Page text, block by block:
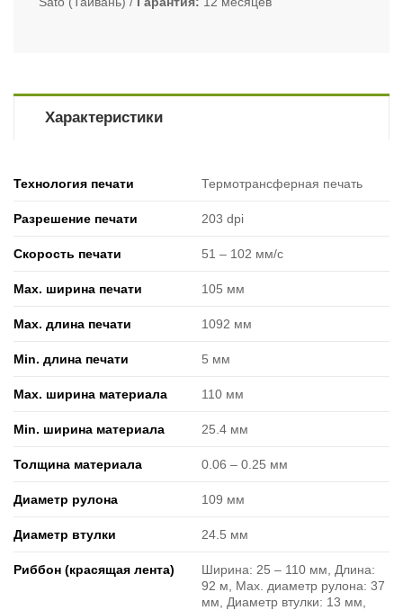
Характеристики
Технология печати Термотрансферная печать
Разрешение печати 203 dpi
Скорость печати 51 ‒ 102 мм/с
Max. ширина печати 105 мм
Max. длина печати 1092 мм
Min. длина печати 5 мм
Max. ширина материала 110 мм
Min. ширина материала 25.4 мм
Толщина материала 0.06 ‒ 0.25 мм
Диаметр рулона 109 мм
Диаметр втулки 24.5 мм
Риббон (красящая лента)
Ширина: 25 ‒ 110 мм, Длина:
92 м, Max. диаметр рулона: 37
мм, Диаметр втулки: 13 мм,